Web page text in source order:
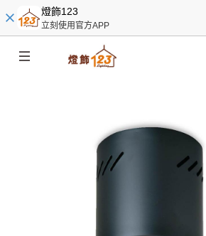
燈飾123
立刻使用官方APP